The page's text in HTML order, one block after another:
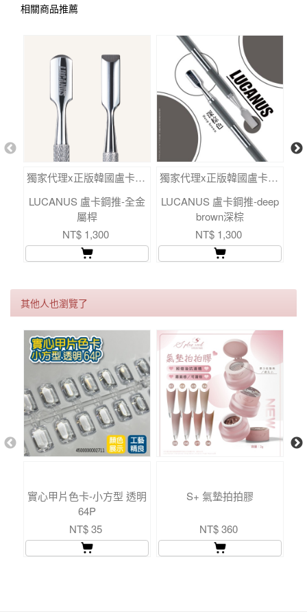
相關商品推薦
獨家代理x正版韓國盧卡LUCANUS鋼推
LUCANUS 盧卡鋼推-全金
屬桿
NT$ 1,300
獨家代理x正版韓國盧卡LUCANUS鋼推
LUCANUS 盧卡鋼推-deep
brown深棕
NT$ 1,300
其他人也瀏覽了
實心甲片色卡-小方型 透明
64P
NT$ 35
S+ 氣墊拍拍膠
NT$ 360